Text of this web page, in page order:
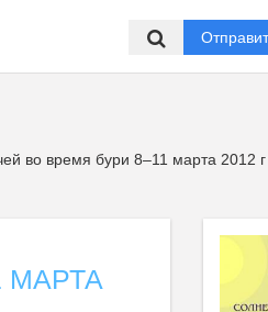
во время бури 8–11 марта 2012
МАРТА